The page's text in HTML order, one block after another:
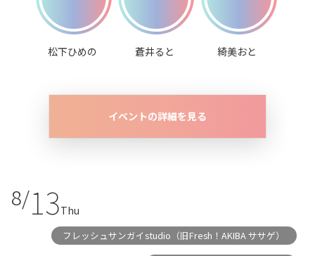
松下ひめの 蒼井ると 綺美おと
イベントの詳細を見る
8/13Thu
フレッシュサンガイstudio（旧Fresh！AKIBA ササゲ）